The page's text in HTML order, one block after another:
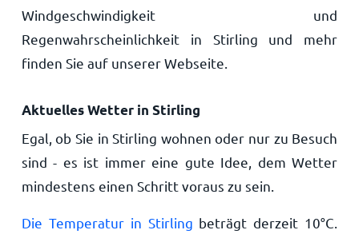
Windgeschwindigkeit und
Regenwahrscheinlichkeit in Stirling und mehr
finden Sie auf unserer Webseite.
Aktuelles Wetter in Stirling
Egal, ob Sie in Stirling wohnen oder nur zu Besuch
sind - es ist immer eine gute Idee, dem Wetter
mindestens einen Schritt voraus zu sein.
Die Temperatur in Stirling beträgt derzeit 10°C